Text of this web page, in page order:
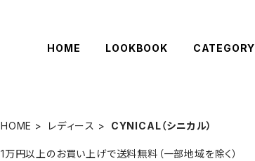
HOME LOOKBOOK CATEGORY
HOME レディース CYNICAL（シニカル）
1万円以上のお買い上げで送料無料（一部地域を除く）